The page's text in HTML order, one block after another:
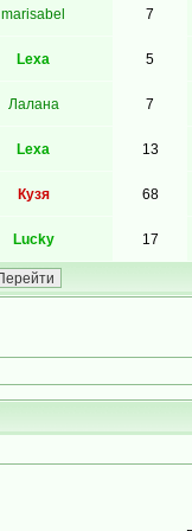
marisabel 7
Lexa 5
Лалана 7
Lexa 13
Кузя 68
Lucky 17